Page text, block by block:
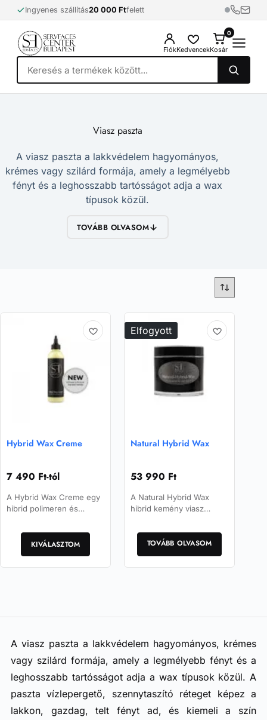
to
content
Ingyenes szállítás20 000 Ftfelett
FiókKedvencekKosár
0
Viasz paszta
A viasz paszta a lakkvédelem hagyományos,
krémes vagy szilárd formája, amely a legmélyebb
fényt és a leghosszabb tartósságot adja a wax
típusok közül.
TOVÁBB OLVASOM
Hybrid Wax Creme
7 490 Ft-tól
A Hybrid Wax Creme egy
hibrid polimeren és
alapuló speciálisan
kifejlesztett viaszkrém
elsősorban fényezett…
KIVÁLASZTOM
Ennek
terméknek
több
változatok
termékoldalon
választhatók
Elfogyott
Natural Hybrid Wax
53 990 Ft
A Natural Hybrid Wax
hibrid kemény viasz
vízlepergető hatással és
fokozott fényességgel,
gyors…
TOVÁBB OLVASOM
A viasz paszta a lakkvédelem hagyományos, krémes
vagy szilárd formája, amely a legmélyebb fényt és a
leghosszabb tartósságot adja a wax típusok közül. A
paszta vízlepergető, szennytaszító réteget képez a
lakkon, gazdag, telt fényt ad, és kiemeli a szín